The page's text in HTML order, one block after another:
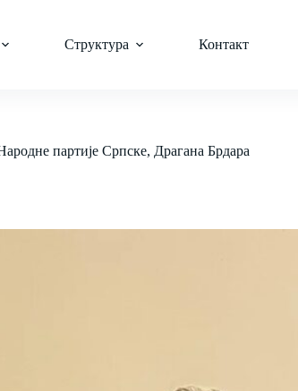
Структура Контакт
партије Српске, Драгана Брдара